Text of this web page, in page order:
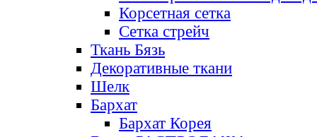
Корсетная сетка
Сетка стрейч
Ткань Бязь
Декоративные ткани
Шелк
Бархат
Бархат Корея